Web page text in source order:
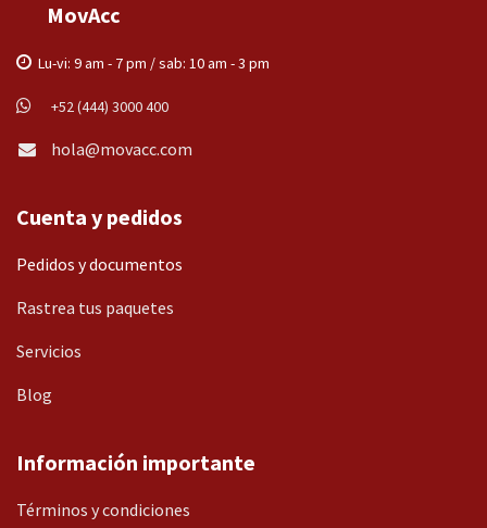
MovAcc
Lu-vi: 9 am - 7 pm / sab: 10 am - 3 pm
+52 (444) 3000 400
hola@movacc.com
Cuenta y pedidos
Pedidos y documentos
Rastrea tus paquetes
Servicios
Blog
Información importante
Términos y condiciones